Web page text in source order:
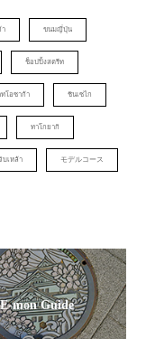
า ขนมญี่ปุ่น
ช็อปปิ้งสตรีท
ทโอซาก้า ชินเซไก
ทาโกยากิ
บเหล้า モデルコース
E-mon Guide